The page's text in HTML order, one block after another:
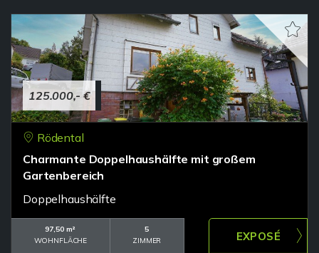
125.000,- €
Rödental
Charmante Doppelhaushälfte mit großem
Gartenbereich
Doppelhaushälfte
97,50 m²
WOHNFLÄCHE
5
ZIMMER